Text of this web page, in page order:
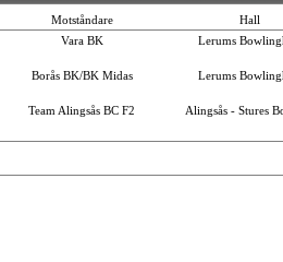
Motståndare
Hall
Vara BK Lerums
Borås BK/BK Midas Lerums
Team Alingsås BC F2 Alingsås - Stures